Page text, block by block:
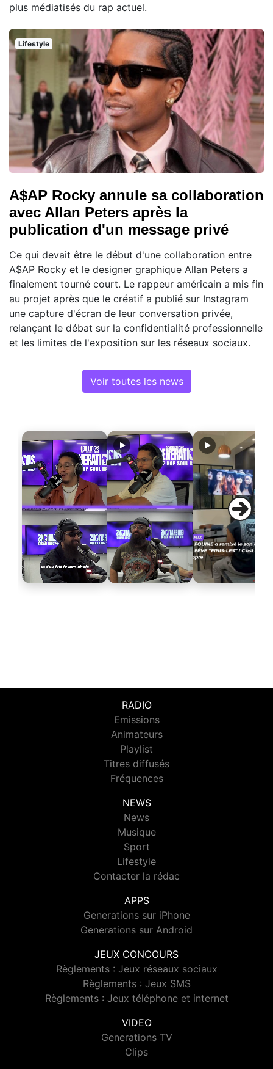
plus médiatisés du rap actuel.
Lifestyle
A$AP Rocky annule sa collaboration
avec Allan Peters après la
publication d'un message privé
Ce qui devait être le début d'une collaboration entre
A$AP Rocky et le designer graphique Allan Peters a
finalement tourné court. Le rappeur américain a mis fin
au projet après que le créatif a publié sur Instagram
une capture d'écran de leur conversation privée,
relançant le débat sur la confidentialité professionnelle
et les limites de l'exposition sur les réseaux sociaux.
Voir toutes les news
RADIO
Emissions
Animateurs
Playlist
Titres diffusés
Fréquences
NEWS
News
Musique
Sport
Lifestyle
Contacter la rédac
APPS
Generations sur iPhone
Generations sur Android
JEUX CONCOURS
Règlements : Jeux réseaux sociaux
Règlements : Jeux SMS
Règlements : Jeux téléphone et internet
VIDEO
Generations TV
Clips